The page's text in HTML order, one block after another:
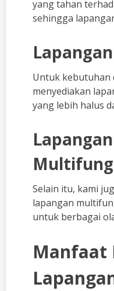
yang tahan
sehingga
Untuk kebutuhan
menyediakan
yang lebih halus
Selain itu, kami
lapangan
untuk berbagai
Manfaat